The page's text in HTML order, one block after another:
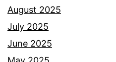
August 2025
July 2025
June 2025